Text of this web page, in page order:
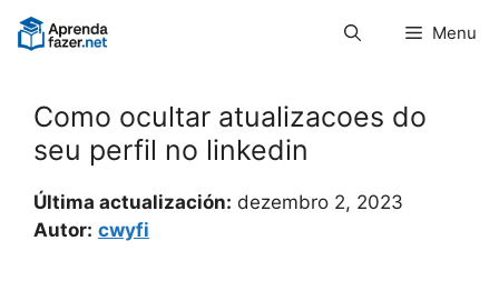
Pular
para
Menu
Como ocultar atualizacoes do
seu perfil no linkedin
Última actualización: dezembro 2, 2023
Autor: cwyfi